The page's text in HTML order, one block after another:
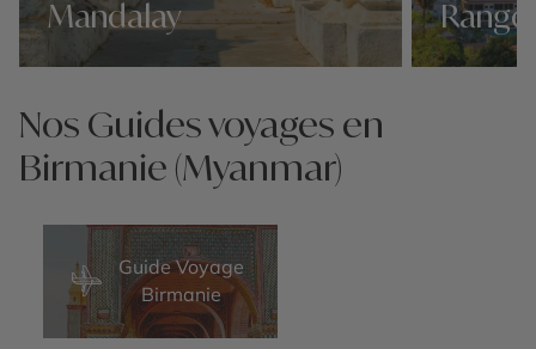
Mandalay
Nos Guides voyages en
Birmanie (Myanmar)
Guide Voyage
Birmanie